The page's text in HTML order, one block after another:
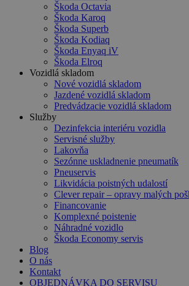
Škoda Octavia
Škoda Karoq
Škoda Superb
Škoda Kodiaq
Škoda Enyaq iV
Škoda Elroq
Vozidlá skladom
Nové vozidlá skladom
Jazdené vozidlá skladom
Predvádzacie vozidlá skladom
Služby
Dezinfekcia interiéru vozidla
Servisné služby
Lakovňa
Sezónne uskladnenie pneumatík
Pneuservis
Likvidácia poistných udalostí
Clever repair – opravy malých
Financovanie
Komplexné poistenie
Náhradné vozidlo
Škoda Economy servis
Blog
O nás
Kontakt
OBJEDNÁVKA DO SERVISU